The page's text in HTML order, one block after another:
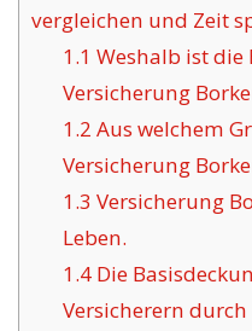
vergleichen und Zeit
1.1 Weshalb ist
Versicherung
1.2 Aus welchem
Versicherung
1.3 Versicherung
Leben.
1.4Die
Versicherern